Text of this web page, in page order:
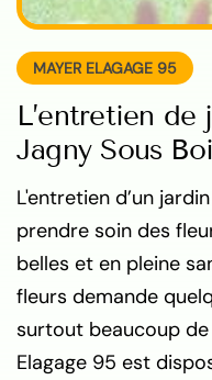
MAYER ELAGAGE 95
L’entretien de
Jagny Sous
L'entretien d’un
prendre soin des
belles et en pleine
fleurs demande
surtout beaucoup
Elagage 95 est